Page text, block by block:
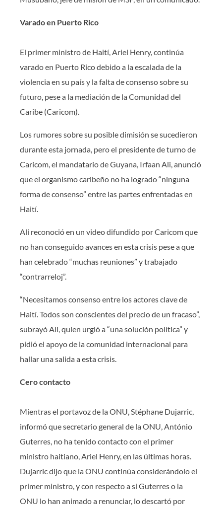
Varado en Puerto Rico
El primer ministro de Haití, Ariel Henry, continúa
varado en Puerto Rico debido a la escalada de la
violencia en su país y la falta de consenso sobre su
futuro, pese a la mediación de la Comunidad del
Caribe (Caricom).
Los rumores sobre su posible dimisión se sucedieron
durante esta jornada, pero el presidente de turno de
Caricom, el mandatario de Guyana, Irfaan Ali, anunció
que el organismo caribeño no ha logrado “ninguna
forma de consenso” entre las partes enfrentadas en
Haití.
Ali reconoció en un video difundido por Caricom que
no han conseguido avances en esta crisis pese a que
han celebrado “muchas reuniones” y trabajado
“contrarreloj”.
“Necesitamos consenso entre los actores clave de
Haití. Todos son conscientes del precio de un fracaso”,
subrayó Ali, quien urgió a “una solución política” y
pidió el apoyo de la comunidad internacional para
hallar una salida a esta crisis.
Cero contacto
Mientras el portavoz de la ONU, Stéphane Dujarric,
informó que secretario general de la ONU, António
Guterres, no ha tenido contacto con el primer
ministro haitiano, Ariel Henry, en las últimas horas.
Dujarric dijo que la ONU continúa considerándolo el
primer ministro, y con respecto a si Guterres o la
ONU lo han animado a renunciar, lo descartó por